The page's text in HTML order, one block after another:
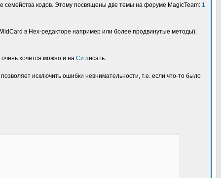
семейства кодов. Этому посвящены две темы на форуме MagicTeam: 1
в Hex-редакторе например или более продвинутые методы).
хочется можно и на Си писать.
исключить ошибки невнимательности, т.е. если что-то было